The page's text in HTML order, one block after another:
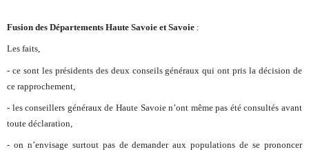
Fusion des Départements Haute Savoie et Savoie :
Les faits,
- ce sont les présidents des deux conseils généraux qui ont pris la décision de
ce rapprochement,
- les conseillers généraux de Haute Savoie n’ont même pas été consultés avant
toute déclaration,
- on n’envisage surtout pas de demander aux populations de se prononcer